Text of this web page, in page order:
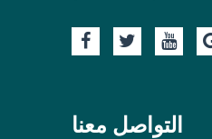
التواصل معنا